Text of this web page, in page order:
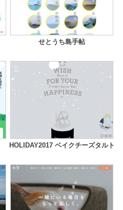
せとうち島手帖
HOLIDAY2017 ベイクチーズタルト